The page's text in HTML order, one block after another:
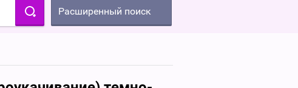
Расширенный поиск